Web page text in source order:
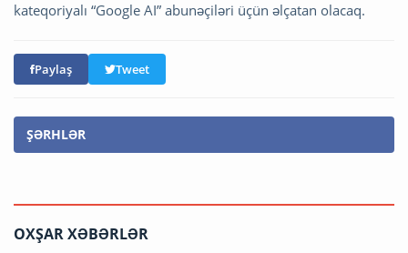
kateqoriyalı “Google AI” abunəçiləri üçün əlçatan olacaq.
Paylaş Tweet
ŞƏRHLƏR
OXŞAR XƏBƏRLƏR